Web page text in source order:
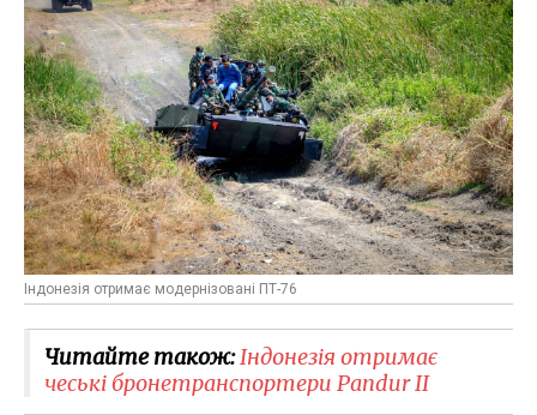
Індонезія отримає модернізовані ПТ-76
Читайте також:Індонезія отримає
чеські бронетранспортери Pandur II